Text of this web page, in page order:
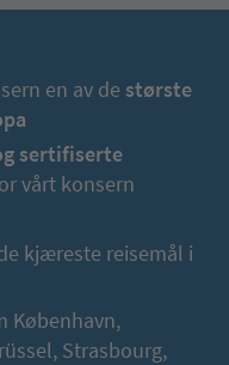
en av de største
sertifiserte
vårt konsern
kjæreste reisemål i
København,
Strasbourg,